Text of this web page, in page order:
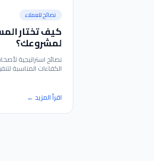
نصائح للعملاء
كيف تختار
لمشروعك؟
نصائح استراتيجية
الكفاءات المناسبة
اقرأ المزيد ←